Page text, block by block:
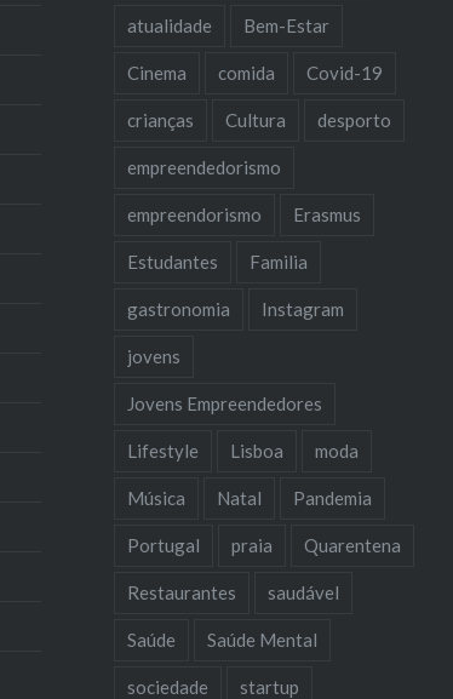
atualidade Bem-Estar
Cinema comida Covid-19
crianças Cultura desporto
empreendedorismo
empreendorismo Erasmus
Estudantes Familia
gastronomia Instagram
jovens
Jovens Empreendedores
Lifestyle Lisboa moda
Música Natal Pandemia
Portugal praia Quarentena
Restaurantes saudável
Saúde Saúde Mental
sociedade startup